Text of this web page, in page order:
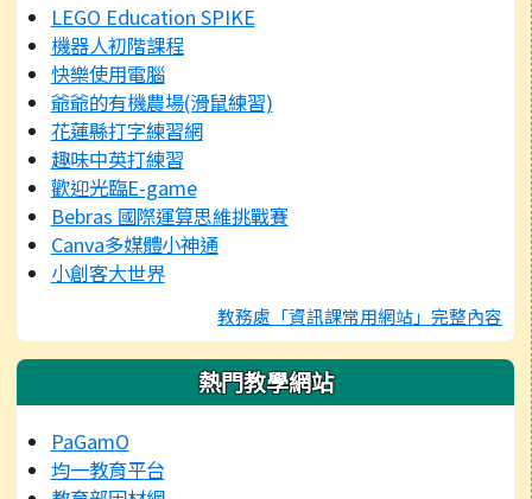
LEGO Education SPIKE
機器人初階課程
快樂使用電腦
爺爺的有機農場(滑鼠練習)
花蓮縣打字練習網
趣味中英打練習
歡迎光臨E-game
Bebras 國際運算思維挑戰賽
Canva多媒體小神通
小創客大世界
教務處「資訊課常用網站」完整內容
熱門教學網站
PaGamO
均一教育平台